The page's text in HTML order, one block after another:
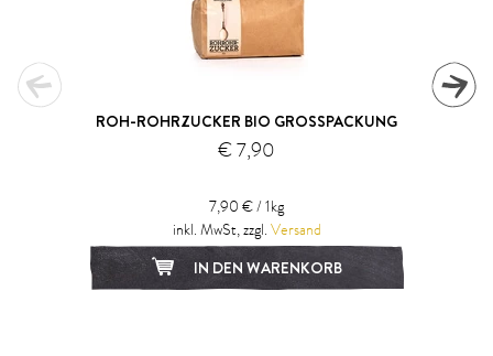
ROH-ROHRZUCKER BIO GROSSPACKUNG
€ 7,90
7,90 € / 1kg
inkl. MwSt, zzgl. Versand
IN DEN WARENKORB